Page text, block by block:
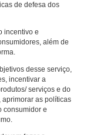
de defesa dos
incentivo e
além de
desse serviço,
incentivar a
serviços e do
as políticas
consumidor e